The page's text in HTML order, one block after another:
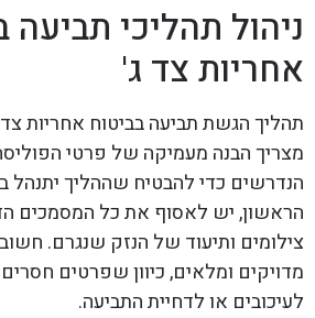
ניהול תהליכי תביעה
אחריות צד ג'
תהליך הגשת תביעה בביטוח אחריות
מצריך הבנה מעמיקה של פרטי
הנדרשים כדי להבטיח שההליך יתנהל
הראשון, יש לאסוף את כל המסמכים
צילומים ותיעוד של הנזק שנגרם.
מדויקים ומלאים, כיוון שפרטים
לעיכובים או לדחיית התביעה.